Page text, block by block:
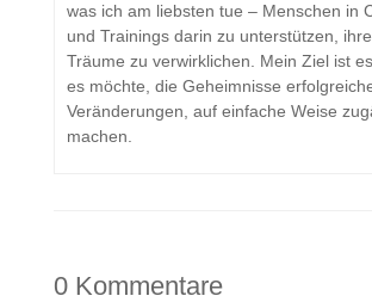
was ich am liebsten tue – Menschen in
und Trainings darin zu unterstützen,
Träume zu verwirklichen. Mein Ziel ist
es möchte, die Geheimnisse
Veränderungen, auf einfache Weise
machen.
0 Kommentare